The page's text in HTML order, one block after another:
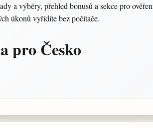
a výběry, přehled bonusů a sekce pro
úkonů vyřídíte bez počítače.
pro Česko